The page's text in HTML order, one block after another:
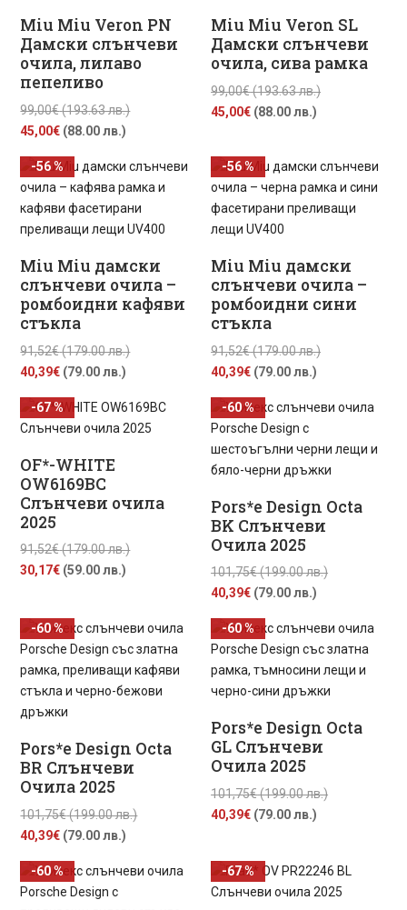
Miu Miu Veron PN
Дамски слънчеви
очила, лилаво
пепеливо
99,00€(193.63 лв.)Original
99,00€
(193.63
лв.).
45,00€ (88.00 лв.)
е:
45,00€
(88.00
лв.).
Miu Miu Veron SL
Дамски слънчеви
очила, сива рамка
99,00€(193.63 лв.)Original
(193.63
лв.).
45,00€ (88.00 лв.)
45,00€
(88.00
лв.).
Miu Miu дамски
слънчеви очила –
ромбоидни кафяви
стъкла
91,52€(179.00 лв.)Original
91,52€
(179.00
40,39€ (79.00 лв.)
е:
40,39€
-56 %
Miu Miu дамски
слънчеви очила –
ромбоидни сини
стъкла
91,52€(179.00 лв.)Original
91,52€
лв.).
40,39€ (79.00 лв.)
е:
(79.00
лв.).
-56 %
OF*-WHITE
OW6169BC
Слънчеви очила
2025
91,52€(179.00 лв.)Original
(179.00
лв.).
30,17€ (59.00 лв.)
30,17€
(59.00
лв.).
-67 %
Pors*e Design Octa
BK Слънчеви
Очила 2025
101,75€(199.00 лв.)Original
101,75€
(199.00
лв.).
40,39€ (79.00 лв.)
е:
40,39€
(79.00
лв.).
-60 %
Pors*e Design Octa
BR Слънчеви
Очила 2025
101,75€(199.00 лв.)Original
101,75€
40,39€ (79.00 лв.)
е:
-60 %
Pors*e Design Octa
GL Слънчеви
Очила 2025
101,75€(199.00 лв.)Original
(199.00
лв.).
40,39€ (79.00 лв.)
40,39€
(79.00
-60 %
-60 % -67 %